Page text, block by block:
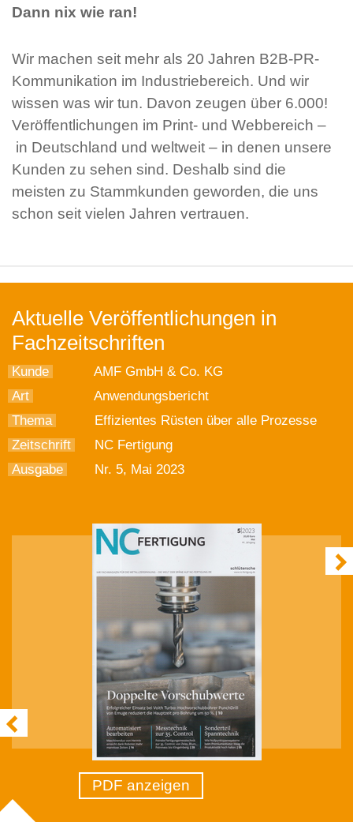
Dann nix wie ran!
Wir machen seit mehr als 20 Jahren B2B-PR-
Kommunikation im Industriebereich. Und wir
wissen was wir tun. Davon zeugen über 6.000!
Veröffentlichungen im Print- und Webbereich –
in Deutschland und weltweit – in denen unsere
Kunden zu sehen sind. Deshalb sind die
meisten zu Stammkunden geworden, die uns
schon seit vielen Jahren vertrauen.
Aktuelle Veröffentlichungen in
Fachzeitschriften
Kunde
AMF GmbH & Co. KG
Art
Anwendungsbericht
Thema
Effizientes Rüsten über alle Prozesse
Zeitschrift
NC Fertigung
Ausgabe
Nr. 5, Mai 2023
PDF anzeigen